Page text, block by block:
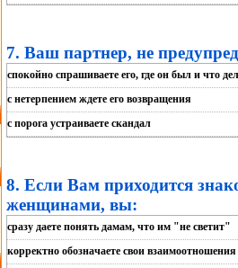
7. Ваш партнер, не
спокойно спрашиваете его, где он был и что
с нетерпением ждете его возвращения
с порога устраиваете скандал
8. Если Вам приходится
женщинами, вы:
сразу даете понять дамам, что им "не светит"
корректно обозначаете свои